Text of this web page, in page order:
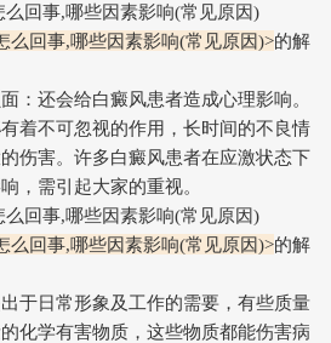
么回事,哪些因素影响(常见原因)>的解
还会给白癜风患者造成心理影响。
着不可忽视的作用，长时间的不良情
伤害。许多白癜风患者在应激状态下
，需引起大家的重视。
么回事,哪些因素影响(常见原因)>的解
日常形象及工作的需要，有些质量
化学有害物质，这些物质都能伤害病